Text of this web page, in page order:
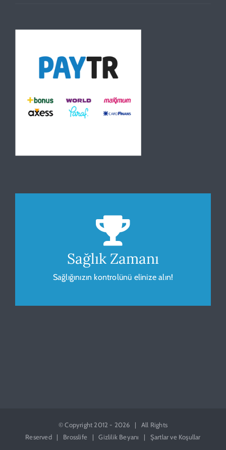
Sağlık Zamanı
Sağlığınızın kontrolünü elinize alın!
Beden Kitle Endeksi
Sağlığınız için vücudunuzu gözlemleyip
ölçümleyin.
HESAPLA
© Copyright 2012 - 2026 | All Rights
Reserved | Brosslife |Gizlilik Beyanı | Şartlar ve Koşullar